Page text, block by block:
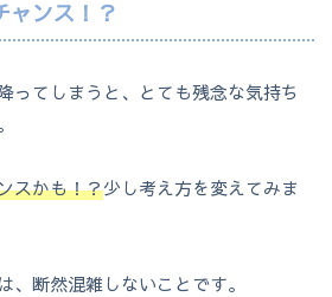
ャンス！？
ってしまうと、とても残念な気持ち
スかも！？少し考え方を変えてみま
、断然混雑しないことです。